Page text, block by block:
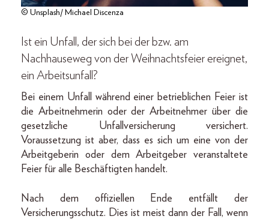
© Unsplash/ Michael Discenza
Ist ein Unfall, der sich bei der bzw. am
Nachhauseweg von der Weihnachtsfeier ereignet,
ein Arbeitsunfall?
Bei einem Unfall während einer betrieblichen Feier ist
die Arbeitnehmerin oder der Arbeitnehmer über die
gesetzliche Unfallversicherung versichert.
Voraussetzung ist aber, dass es sich um eine von der
Arbeitgeberin oder dem Arbeitgeber veranstaltete
Feier für alle Beschäftigten handelt.
Nach dem offiziellen Ende entfällt der
Versicherungsschutz. Dies ist meist dann der Fall, wenn